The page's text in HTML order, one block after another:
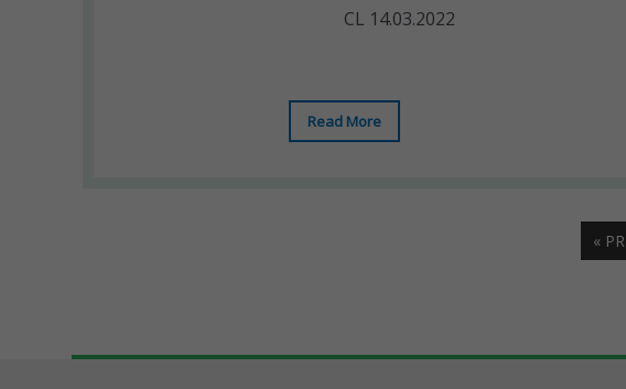
CL 14.03.2022
Read More
«